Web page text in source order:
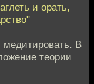
и орать,
В
теории